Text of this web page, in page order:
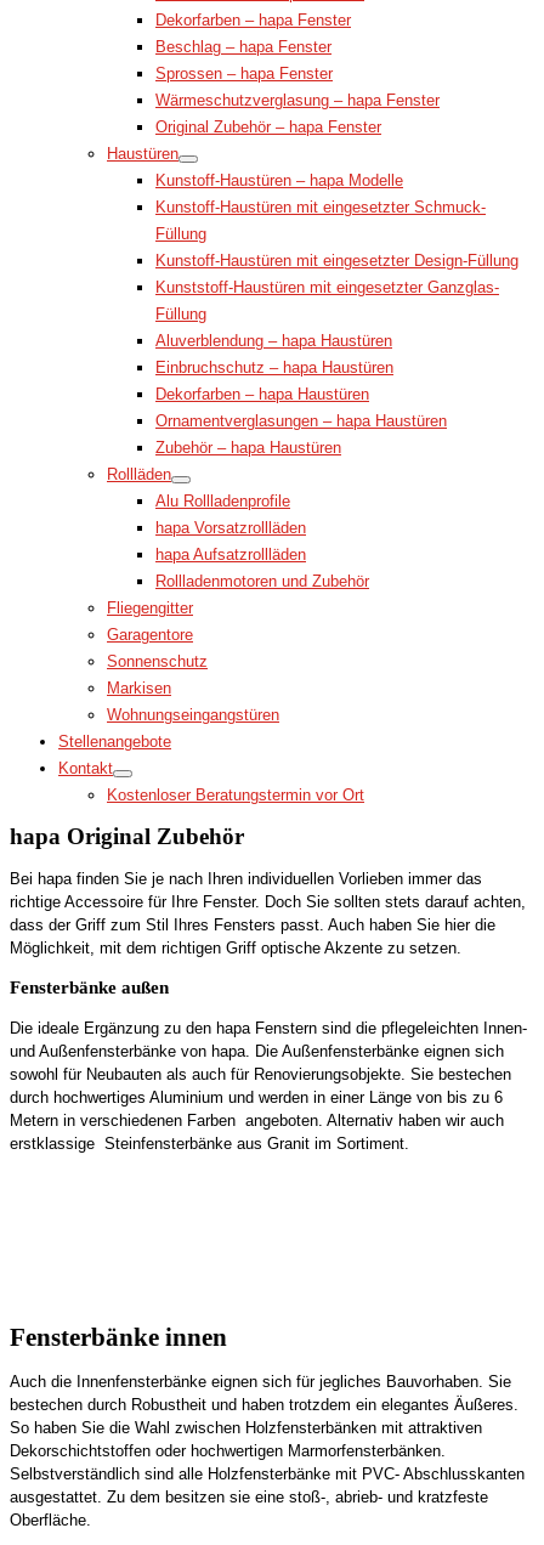
Dekorfarben – hapa Fenster
Beschlag – hapa Fenster
Sprossen – hapa Fenster
Wärmeschutzverglasung – hapa Fenster
Original Zubehör – hapa Fenster
Haustüren
Kunstoff-Haustüren – hapa Modelle
Kunstoff-Haustüren mit eingesetzter Schmuck-
Füllung
Kunstoff-Haustüren mit eingesetzter Design-Füllung
Kunststoff-Haustüren mit eingesetzter Ganzglas-
Füllung
Aluverblendung – hapa Haustüren
Einbruchschutz – hapa Haustüren
Dekorfarben – hapa Haustüren
Ornamentverglasungen – hapa Haustüren
Zubehör – hapa Haustüren
Rollläden
Alu Rollladenprofile
hapa Vorsatzrollläden
hapa Aufsatzrollläden
Rollladenmotoren und Zubehör
Fliegengitter
Garagentore
Sonnenschutz
Markisen
Wohnungseingangstüren
Stellenangebote
Kontakt
Kostenloser Beratungstermin vor Ort
hapa Original Zubehör
Bei hapa finden Sie je nach Ihren individuellen Vorlieben immer das
richtige Accessoire für Ihre Fenster. Doch Sie sollten stets darauf achten,
dass der Griff zum Stil Ihres Fensters passt. Auch haben Sie hier die
Möglichkeit, mit dem richtigen Griff optische Akzente zu setzen.
Fensterbänke außen
Die ideale Ergänzung zu den hapa Fenstern sind die pflegeleichten Innen-
und Außenfensterbänke von hapa. Die Außenfensterbänke eignen sich
sowohl für Neubauten als auch für Renovierungsobjekte. Sie bestechen
durch hochwertiges Aluminium und werden in einer Länge von bis zu 6
Metern in verschiedenen Farben angeboten. Alternativ haben wir auch
erstklassige Steinfensterbänke aus Granit im Sortiment.
Fensterbänke innen
Auch die Innenfensterbänke eignen sich für jegliches Bauvorhaben. Sie
bestechen durch Robustheit und haben trotzdem ein elegantes Äußeres.
So haben Sie die Wahl zwischen Holzfensterbänken mit attraktiven
Dekorschichtstoffen oder hochwertigen Marmorfensterbänken.
Selbstverständlich sind alle Holzfensterbänke mit PVC- Abschlusskanten
ausgestattet. Zu dem besitzen sie eine stoß-, abrieb- und kratzfeste
Oberfläche.